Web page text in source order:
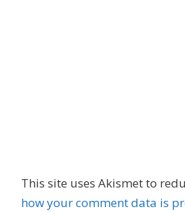
This site uses Akismet to
how your comment data is